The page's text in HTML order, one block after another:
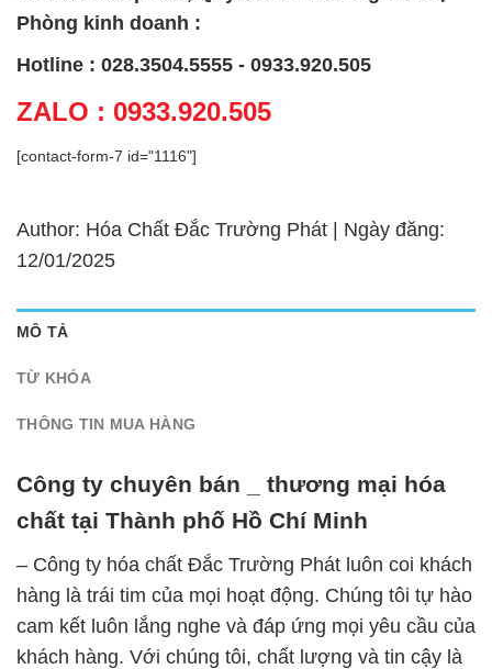
Phòng kinh doanh :
Hotline : 028.3504.5555 - 0933.920.505
ZALO : 0933.920.505
[contact-form-7 id="1116"]
Author: Hóa Chất Đắc Trường Phát | Ngày đăng:
12/01/2025
MÔ TẢ
TỪ KHÓA
THÔNG TIN MUA HÀNG
Công ty chuyên bán _ thương mại hóa
chất tại Thành phố Hồ Chí Minh
– Công ty hóa chất Đắc Trường Phát luôn coi khách
hàng là trái tim của mọi hoạt động. Chúng tôi tự hào
cam kết luôn lắng nghe và đáp ứng mọi yêu cầu của
khách hàng. Với chúng tôi, chất lượng và tin cậy là